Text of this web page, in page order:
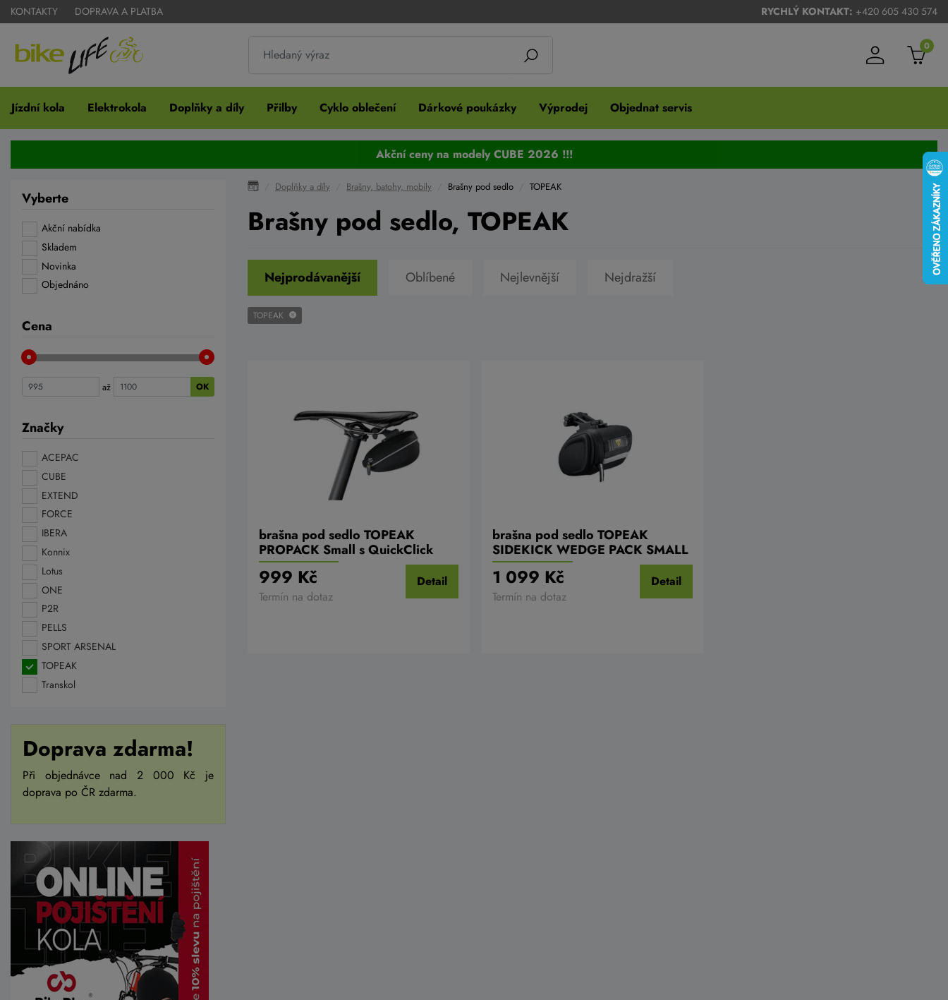
KONTAKTY DOPRAVA A PLATBA RYCHLÝ KONTAKT: +420 605 430 574
0
Jízdní kola Elektrokola Doplňky a díly Přilby Cyklo oblečení Dárkové poukázky Výprodej Objednat servis
Akční ceny na modely CUBE 2026 !!!
Doplňky a díly Brašny, batohy, mobily Brašny pod sedlo TOPEAK
Brašny pod sedlo, TOPEAK
Nejprodávanější Oblíbené Nejlevnější Nejdražší
TOPEAK
brašna pod sedlo TOPEAK
PROPACK Small s QuickClick
999 Kč
Termín na dotaz
Detail
brašna pod sedlo TOPEAK
SIDEKICK WEDGE PACK SMALL
1 099 Kč
Termín na dotaz
Detail
Vyberte
Akční nabídka
Skladem
Novinka
Objednáno
Cena
až OK
Značky
ACEPAC
CUBE
EXTEND
FORCE
IBERA
Konnix
Lotus
ONE
P2R
PELLS
SPORT ARSENAL
TOPEAK
Transkol
Doprava zdarma!
Při objednávce nad 2 000 Kč je
doprava po ČR zdarma.